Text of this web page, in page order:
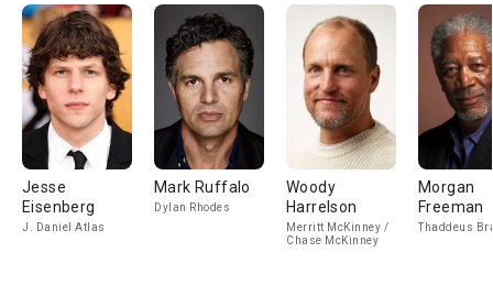
Jesse
Eisenberg
J. Daniel Atlas
Mark Ruffalo
Dylan Rhodes
Woody
Harrelson
Merritt McKinney /
Chase McKinney
Morgan
Freeman
Thaddeus